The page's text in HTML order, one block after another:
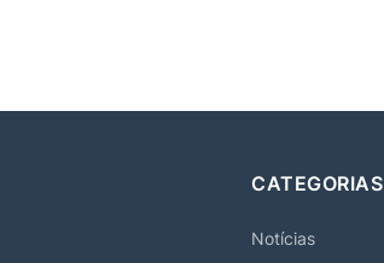
CATEGORIAS
Notícias